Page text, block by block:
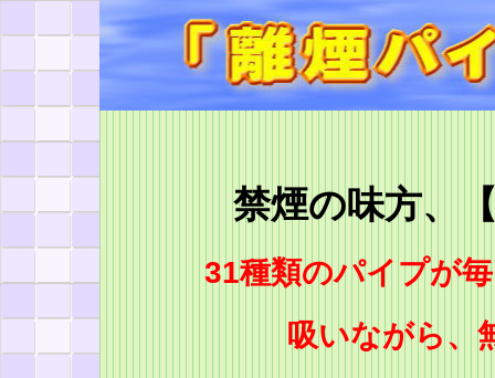
禁煙の味方、
31種類のパイプが
吸いながら、